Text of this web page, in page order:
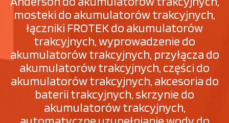
mosteki do akumulatorów trakcyjnych,
łączniki FROTEK do akumulatorów
trakcyjnych, wyprowadzenie do
akumulatorów trakcyjnych, przyłącza do
akumulatorów trakcyjnych, części do
akumulatorów trakcyjnych, akcesoria do
baterii trakcyjnych, skrzynie do
akumulatorów trakcyjnych,